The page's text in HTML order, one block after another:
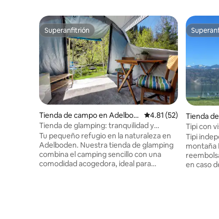
Superanfitrión
Superanfitrión
Tienda de campo en Adelbod
en
Calificación promedio:
4.81 (52)
Tienda de glamping: tranquilidad y
comodidad en Adelboden
Tu pequeño refugio en la naturaleza en
Adelboden. Nuestra tienda de glamping
combina el camping sencillo con una
comodidad acogedora, ideal para
Tienda
wil-Jona
Tipi con
Tipi
montaña Recomendación: Reserva
en caso de lluvia. para